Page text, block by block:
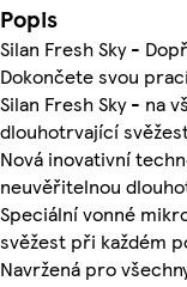
Popis
Silan Fresh Sky -
Dokončete svou
Silan Fresh Sky - na
dlouhotrvající
Nová inovativní
neuvěřitelnou
Speciální vonné
svěžest při každém
Navržená pro